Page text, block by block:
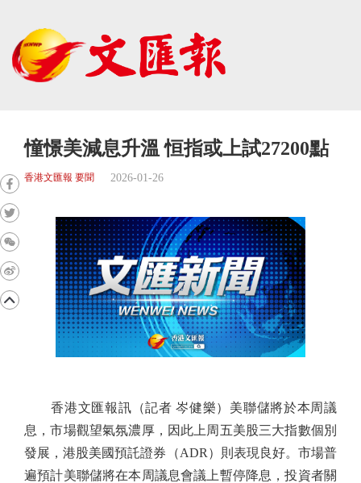
憧憬美減息升溫 恒指或上試27200點
香港文匯報 要聞 2026-01-26
香港文匯報訊（記者 岑健樂）美聯儲將於本周議
息，市場觀望氣氛濃厚，因此上周五美股三大指數個別
發展，港股美國預託證券（ADR）則表現良好。市場普
遍預計美聯儲將在本周議息會議上暫停降息，投資者關